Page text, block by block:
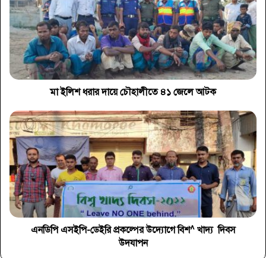
মা ইলিশ ধরার দায়ে চৌহালীতে ৪১ জেলে আটক
এনডিপি এসইপি-ডেইরি প্রকল্পের উদ্যোগে বিশ^ খাদ্য দিবস
উদযাপন